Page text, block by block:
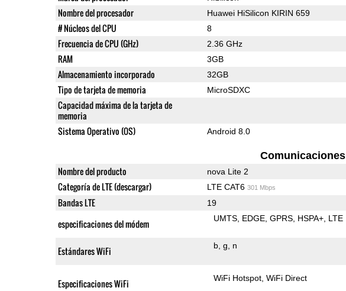
Nombre del procesador Huawei HiSilicon KIRIN 659
# Núcleos del CPU 8
Frecuencia de CPU (GHz) 2.36 GHz
RAM 3GB
Almacenamiento incorporado 32GB
Tipo de tarjeta de memoria MicroSDXC
Capacidad máxima de la tarjeta de
memoria
Sistema Operativo (OS) Android 8.0
Comunicaciones
Nombre del producto nova Lite 2
Categoría de LTE (descargar) LTE CAT6 301 Mbps
Bandas LTE 19
especificaciones del módem UMTS EDGE GPRS HSPA+ LTE
Estándares WiFi b g n
Especificaciones WiFi WiFi Hotspot WiFi Direct